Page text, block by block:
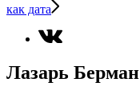
как дата
Лазарь Берман